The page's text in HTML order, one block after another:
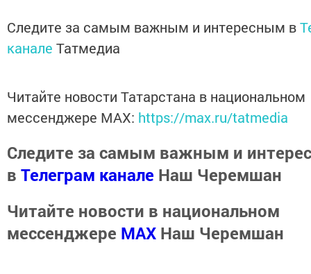
Следите за самым важным и интересным в
канале Татмедиа
Читайте новости Татарстана в национальном
мессенджере MАХ: https://max.ru/tatmedia
Следите за самым важным и
в Телеграм канале Наш Черемшан
Читайте новости в национальном
мессенджере MАХ Наш Черемшан